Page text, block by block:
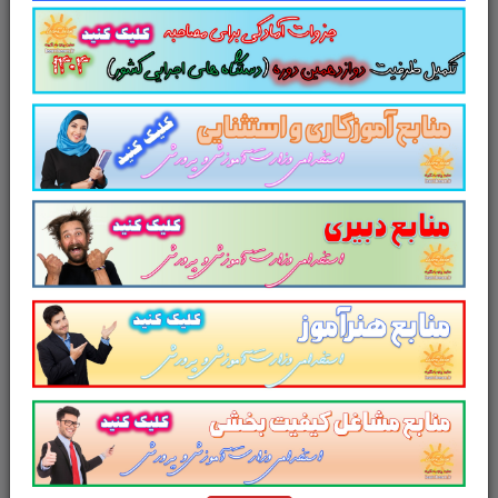
3) تستسيرت و صورت انقلاب اسلامي در بيانات رهبر
معظم انقلاب اسلامي
4) تستانسان 250 ساله
(73 تست در 18 صفحه)
5) تستصعود 40 ساله (240 تست در 93 صفحه)
کاری از سایت پرتو یادگیری
سایت علمی، آموزشی و فرهنگی پرتو
یادگیری مجموعه منابع آمادگی برای آزمون
استخدامی آموزش و پرورش سال ۱۴۰۳ و
سایر آزمون های استخدامی را برای داوطلبین
این آزمون به شرح ذیل اعلام می دارد.
1. منابع عمومی استخدامی آموزش و پرورش سال